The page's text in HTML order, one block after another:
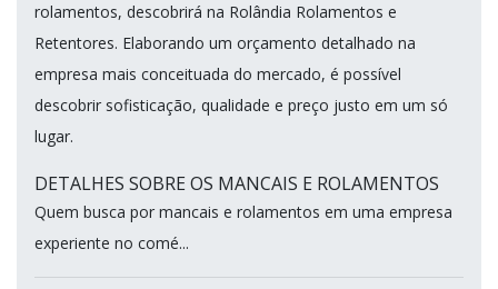
rolamentos, descobrirá na Rolândia Rolamentos e
Retentores. Elaborando um orçamento detalhado na
empresa mais conceituada do mercado, é possível
descobrir sofisticação, qualidade e preço justo em um só
lugar.
DETALHES SOBRE OS MANCAIS E ROLAMENTOS
Quem busca por mancais e rolamentos em uma empresa
experiente no comé...